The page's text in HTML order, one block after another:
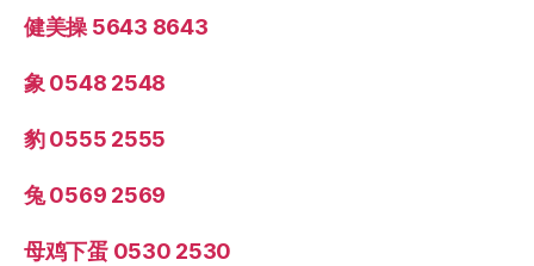
健美操 5643 8643
象 0548 2548
豹 0555 2555
兔 0569 2569
母鸡下蛋 0530 2530